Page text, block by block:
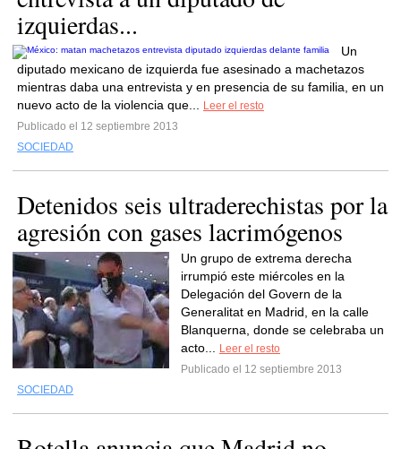
izquierdas...
Un
diputado mexicano de izquierda fue asesinado a machetazos
mientras daba una entrevista y en presencia de su familia, en un
nuevo acto de la violencia que...
Leer el resto
Publicado el 12 septiembre 2013
SOCIEDAD
Detenidos seis ultraderechistas por la
agresión con gases lacrimógenos
Un grupo de extrema derecha
irrumpió este miércoles en la
Delegación del Govern de la
Generalitat en Madrid, en la calle
Blanquerna, donde se celebraba un
acto...
Leer el resto
Publicado el 12 septiembre 2013
SOCIEDAD